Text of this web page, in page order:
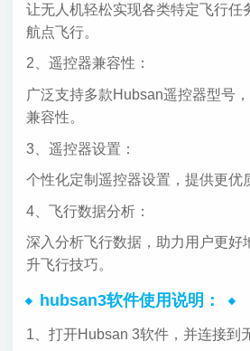
让无人机轻松实现各类特定飞行任
航点飞行。
2、遥控器兼容性：
广泛支持多款Hubsan遥控器型号
兼容性。
3、遥控器设置：
个性化定制遥控器设置，提供更优
4、飞行数据分析：
深入分析飞行数据，助力用户更好
升飞行技巧。
hubsan3软件使用说明：
1、打开Hubsan 3软件，并连接到